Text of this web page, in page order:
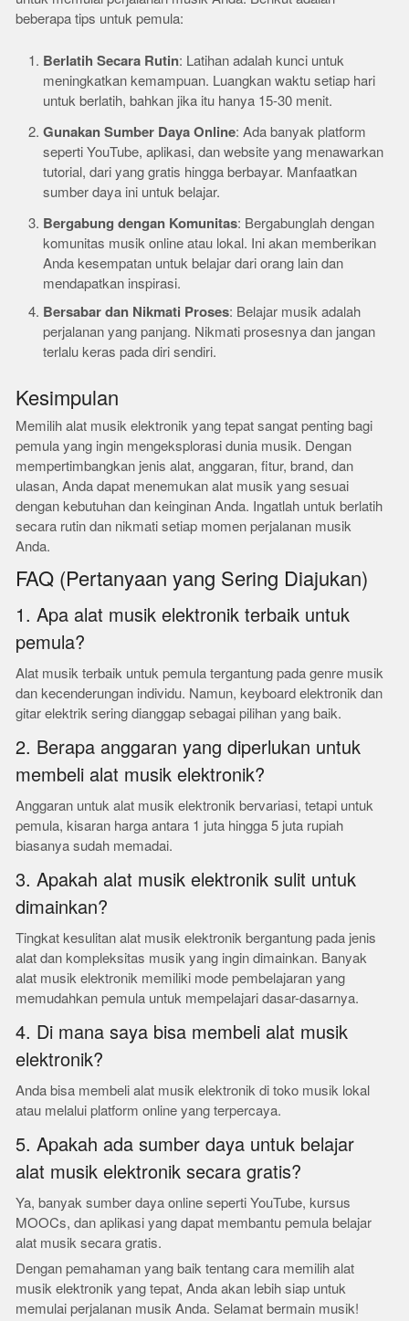
beberapa tips untuk pemula:
Berlatih Secara Rutin: Latihan adalah kunci untuk
meningkatkan kemampuan. Luangkan waktu setiap hari
untuk berlatih, bahkan jika itu hanya 15-30 menit.
Gunakan Sumber Daya Online: Ada banyak platform
seperti YouTube, aplikasi, dan website yang menawarkan
tutorial, dari yang gratis hingga berbayar. Manfaatkan
sumber daya ini untuk belajar.
Bergabung dengan Komunitas: Bergabunglah dengan
komunitas musik online atau lokal. Ini akan memberikan
Anda kesempatan untuk belajar dari orang lain dan
mendapatkan inspirasi.
Bersabar dan Nikmati Proses: Belajar musik adalah
perjalanan yang panjang. Nikmati prosesnya dan jangan
terlalu keras pada diri sendiri.
Kesimpulan
Memilih alat musik elektronik yang tepat sangat penting bagi
pemula yang ingin mengeksplorasi dunia musik. Dengan
mempertimbangkan jenis alat, anggaran, fitur, brand, dan
ulasan, Anda dapat menemukan alat musik yang sesuai
dengan kebutuhan dan keinginan Anda. Ingatlah untuk berlatih
secara rutin dan nikmati setiap momen perjalanan musik
Anda.
FAQ (Pertanyaan yang Sering Diajukan)
1. Apa alat musik elektronik terbaik untuk
pemula?
Alat musik terbaik untuk pemula tergantung pada genre musik
dan kecenderungan individu. Namun, keyboard elektronik dan
gitar elektrik sering dianggap sebagai pilihan yang baik.
2. Berapa anggaran yang diperlukan untuk
membeli alat musik elektronik?
Anggaran untuk alat musik elektronik bervariasi, tetapi untuk
pemula, kisaran harga antara 1 juta hingga 5 juta rupiah
biasanya sudah memadai.
3. Apakah alat musik elektronik sulit untuk
dimainkan?
Tingkat kesulitan alat musik elektronik bergantung pada jenis
alat dan kompleksitas musik yang ingin dimainkan. Banyak
alat musik elektronik memiliki mode pembelajaran yang
memudahkan pemula untuk mempelajari dasar-dasarnya.
4. Di mana saya bisa membeli alat musik
elektronik?
Anda bisa membeli alat musik elektronik di toko musik lokal
atau melalui platform online yang terpercaya.
5. Apakah ada sumber daya untuk belajar
alat musik elektronik secara gratis?
Ya, banyak sumber daya online seperti YouTube, kursus
MOOCs, dan aplikasi yang dapat membantu pemula belajar
alat musik secara gratis.
Dengan pemahaman yang baik tentang cara memilih alat
musik elektronik yang tepat, Anda akan lebih siap untuk
memulai perjalanan musik Anda. Selamat bermain musik!